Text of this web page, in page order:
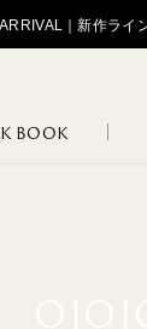
｜新作ライ
BOOK